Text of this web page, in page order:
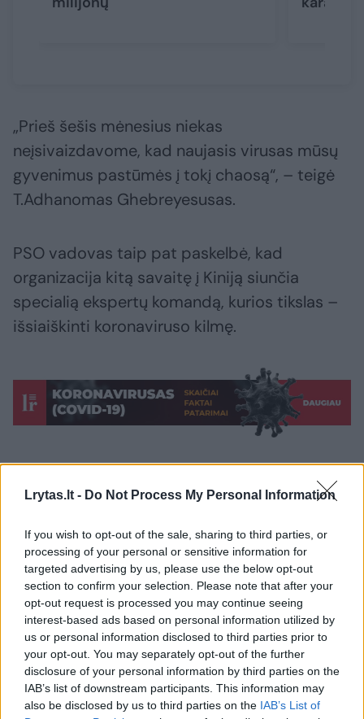
Lrytas.lt - Do Not Process My Personal Information
If you wish to opt-out of the sale, sharing to third parties, or
processing of your personal or sensitive information for
targeted advertising by us, please use the below opt-out
section to confirm your selection. Please note that after your
opt-out request is processed you may continue seeing
interest-based ads based on personal information utilized by
us or personal information disclosed to third parties prior to
your opt-out. You may separately opt-out of the further
disclosure of your personal information by third parties on the
IAB’s list of downstream participants. This information may
also be disclosed by us to third parties on the IAB’s List of
„Prieš šešis mėnesius niekas
neįsivaizdavome, kad naujasis virusas mūsų
gyvenimus pastūmės į tokį chaosą“, – teigė
T.Adhanomas Ghebreyesusas.
PSO vadovas taip pat paskelbė, kad
organizacija kitą savaitę į Kiniją siunčia
specialią ekspertų komandą, kurios tikslas –
išsiaiškinti koronaviruso kilmę.
Pasaulio sveikatos organizacija (PSO)
^Instant
Komentuoti po šiuo straipsniu
Komentuoti gali tik Lrytas registruoti vartotojai.
Prisijunkite prie registruotų vartotojų
bendruomenės ir bendraukite komentaruose!